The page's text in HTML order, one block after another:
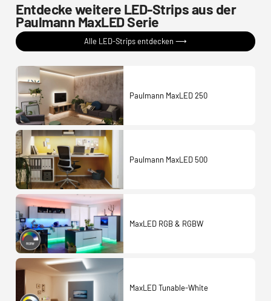
Entdecke weitere LED-Strips aus der
Paulmann MaxLED Serie
Alle LED-Strips entdecken ⟶
Paulmann MaxLED 250
Paulmann MaxLED 500
MaxLED RGB & RGBW
MaxLED Tunable-White